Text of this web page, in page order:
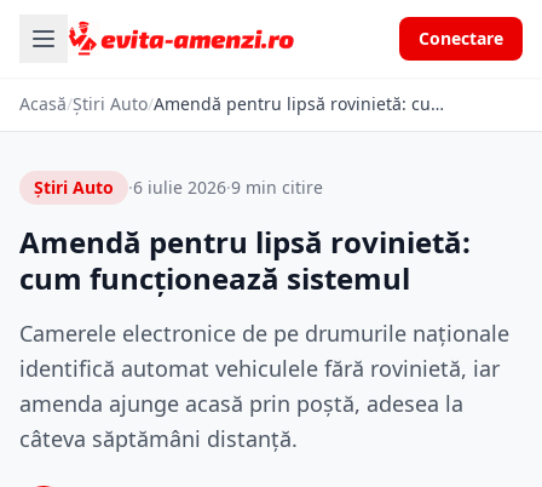
Conectare
Acasă/Știri Auto/ Amendă pentru lipsă rovinietă: cum funcționează sistemul
Știri Auto ·6 iulie 2026·9 min citire
Amendă pentru lipsă rovinietă:
cum funcționează sistemul
Camerele electronice de pe drumurile naționale
identifică automat vehiculele fără rovinietă, iar
amenda ajunge acasă prin poștă, adesea la
câteva săptămâni distanță.